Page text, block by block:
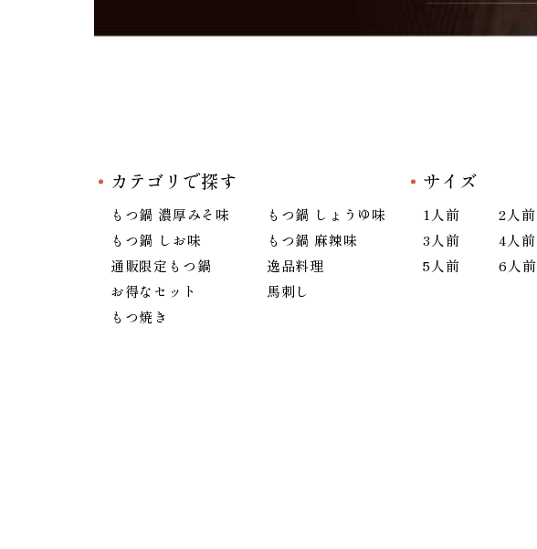
カテゴリで探す
もつ鍋 濃厚みそ味
もつ鍋 しょうゆ味
もつ鍋 しお味
もつ鍋 麻辣味
通販限定もつ鍋
逸品料理
お得なセット
馬刺し
もつ焼き
サイズ
1人前
2人前
3人前
4人前
5人前
6人前